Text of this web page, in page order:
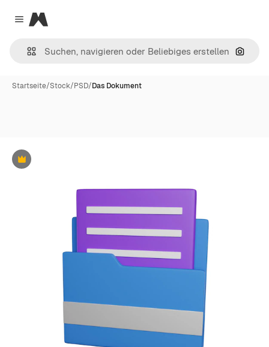
Close menu
Magnific
Nach
Startseite/Stock/PSD/Das Dokument
Premium